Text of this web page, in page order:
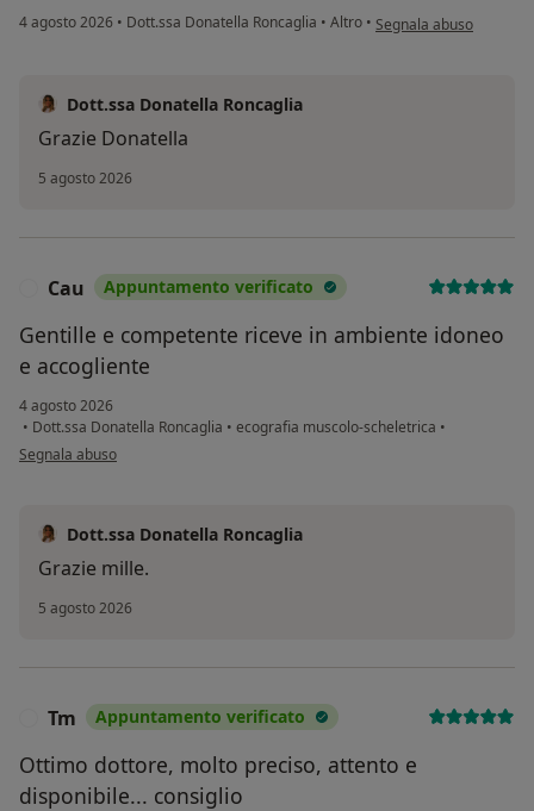
4 agosto 2026 • Dott.ssa Donatella Roncaglia • Altro • secondo l'opinione
Segnala abuso
Dott.ssa Donatella Roncaglia
Grazie Donatella
5 agosto 2026
Cau Appuntamento verificato
Gentille e competente riceve in ambiente idoneo
e accogliente
4 agosto 2026
• Dott.ssa Donatella Roncaglia • ecografia muscolo-scheletrica •
secondo l'opinione dell'utente Cau
Segnala abuso
Dott.ssa Donatella Roncaglia
Grazie mille.
5 agosto 2026
Tm Appuntamento verificato
Ottimo dottore, molto preciso, attento e
disponibile... consiglio